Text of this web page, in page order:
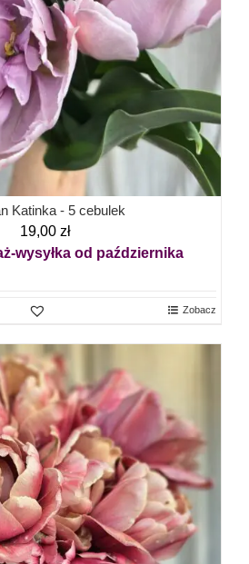
Katinka - 5 cebulek
19,00 zł
wysyłka od października
Zobacz